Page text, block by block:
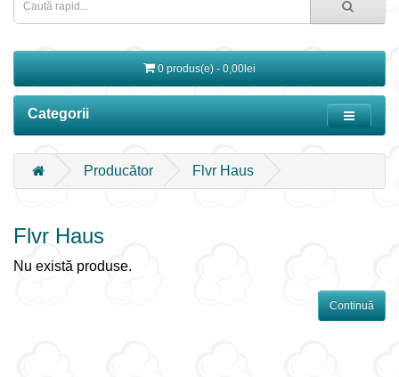
0 produs(e) - 0,00lei
Categorii
Producător Flvr Haus
Flvr Haus
Nu există produse.
Continuă